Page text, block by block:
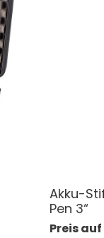
Akku-
Pen 3“
Preis